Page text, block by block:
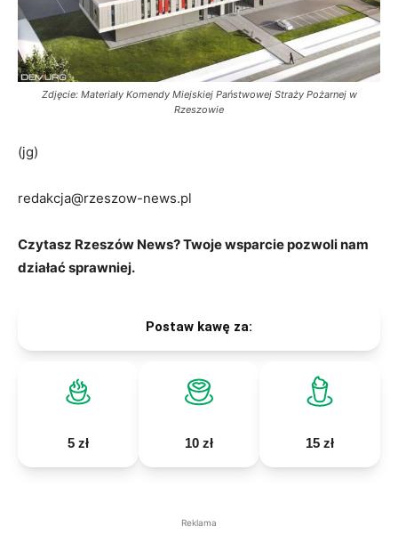
Zdjęcie: Materiały Komendy Miejskiej Państwowej Straży Pożarnej w
Rzeszowie
(jg)
redakcja@rzeszow-news.pl
Czytasz Rzeszów News? Twoje wsparcie pozwoli nam
działać sprawniej.
Postaw kawę za:
5 zł 10 zł 15 zł
Reklama